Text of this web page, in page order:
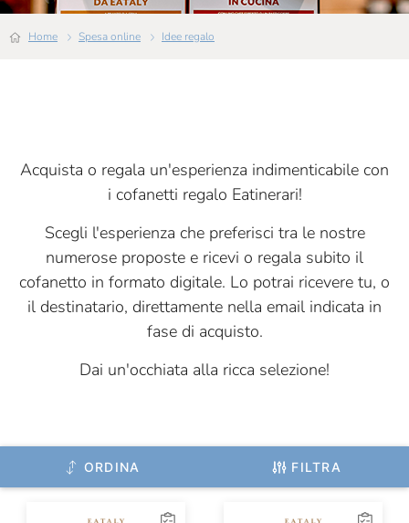
Home Spesa online Idee regalo
Acquista o regala un'esperienza indimenticabile con
i cofanetti regalo Eatinerari!
Scegli l'esperienza che preferisci tra le nostre
numerose proposte e ricevi o regala subito il
cofanetto in formato digitale. Lo potrai ricevere tu, o
il destinatario, direttamente nella email indicata in
fase di acquisto.
Dai un'occhiata alla ricca selezione!
ORDINA FILTRA